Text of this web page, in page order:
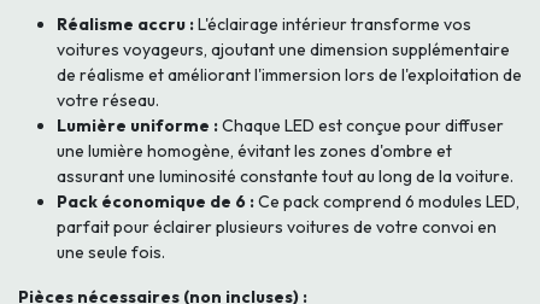
Réalisme accru :L'éclairage intérieur transforme vos
voitures voyageurs, ajoutant une dimension supplémentaire
de réalisme et améliorant l'immersion lors de l'exploitation de
votre réseau.
Lumière uniforme :Chaque LED est conçue pour diffuser
une lumière homogène, évitant les zones d'ombre et
assurant une luminosité constante tout au long de la voiture.
Pack économique de 6 :Ce pack comprend 6 modules LED,
parfait pour éclairer plusieurs voitures de votre convoi en
une seule fois.
Pièces nécessaires (non incluses) :